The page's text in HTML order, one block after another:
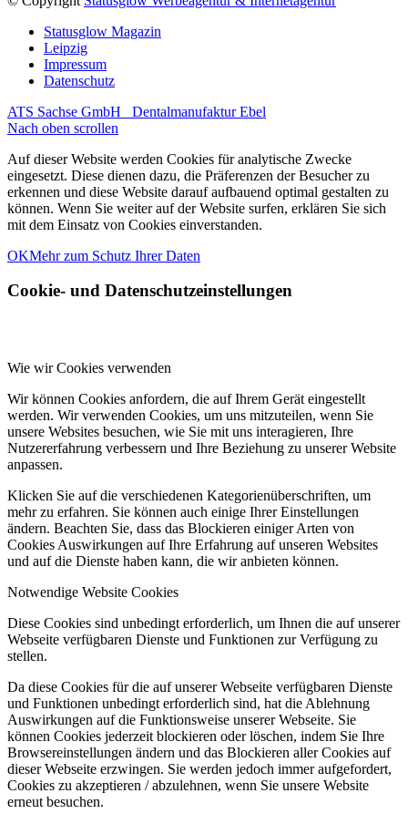
Statusglow Magazin
Leipzig
Impressum
Datenschutz
ATS Sachse GmbH
Dentalmanufaktur Ebel
Nach oben scrollen
Auf dieser Website werden Cookies für analytische Zwecke
eingesetzt. Diese dienen dazu, die Präferenzen der Besucher zu
erkennen und diese Website darauf aufbauend optimal gestalten zu
können. Wenn Sie weiter auf der Website surfen, erklären Sie sich
mit dem Einsatz von Cookies einverstanden.
OKMehr zum Schutz Ihrer Daten
Cookie- und Datenschutzeinstellungen
Wie wir Cookies verwenden
Wir können Cookies anfordern, die auf Ihrem Gerät eingestellt
werden. Wir verwenden Cookies, um uns mitzuteilen, wenn Sie
unsere Websites besuchen, wie Sie mit uns interagieren, Ihre
Nutzererfahrung verbessern und Ihre Beziehung zu unserer Website
anpassen.
Klicken Sie auf die verschiedenen Kategorienüberschriften, um
mehr zu erfahren. Sie können auch einige Ihrer Einstellungen
ändern. Beachten Sie, dass das Blockieren einiger Arten von
Cookies Auswirkungen auf Ihre Erfahrung auf unseren Websites
und auf die Dienste haben kann, die wir anbieten können.
Notwendige Website Cookies
Diese Cookies sind unbedingt erforderlich, um Ihnen die auf unserer
Webseite verfügbaren Dienste und Funktionen zur Verfügung zu
stellen.
Da diese Cookies für die auf unserer Webseite verfügbaren Dienste
und Funktionen unbedingt erforderlich sind, hat die Ablehnung
Auswirkungen auf die Funktionsweise unserer Webseite. Sie
können Cookies jederzeit blockieren oder löschen, indem Sie Ihre
Browsereinstellungen ändern und das Blockieren aller Cookies auf
dieser Webseite erzwingen. Sie werden jedoch immer aufgefordert,
Cookies zu akzeptieren / abzulehnen, wenn Sie unsere Website
erneut besuchen.